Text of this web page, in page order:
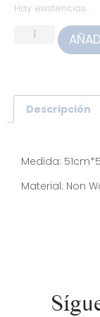
Hay existencias
Descripción
Medida:
Material: Non